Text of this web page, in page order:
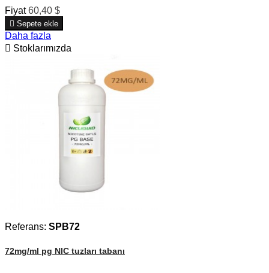
Fiyat 60,40 $
 Sepete ekle
Daha fazla
 Stoklarımızda
Referans: SPB72
72mg/ml pg NIC tuzları tabanı